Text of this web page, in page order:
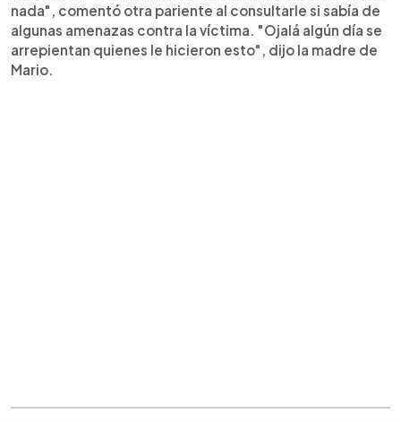
nada", comentó otra pariente al consultarle si sabía de
algunas amenazas contra la víctima. "Ojalá algún día se
arrepientan quienes le hicieron esto", dijo la madre de
Mario.